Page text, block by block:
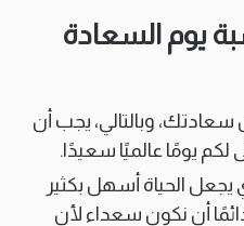
يوم السعادة
وبالتالي، يجب أن
يومًا عالميًا سعيدًا.
الحياة أسهل بكثير
أن نكون سعداء لأن